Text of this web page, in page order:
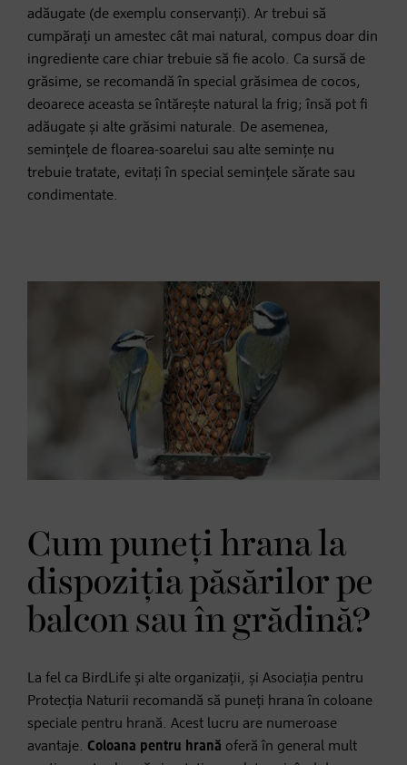
adăugate (de exemplu conservanți). Ar trebui să
cumpărați un amestec cât mai natural, compus doar din
ingrediente care chiar trebuie să fie acolo. Ca sursă de
grăsime, se recomandă în special grăsimea de cocos,
deoarece aceasta se întărește natural la frig; însă pot fi
adăugate și alte grăsimi naturale. De asemenea,
semințele de floarea-soarelui sau alte semințe nu
trebuie tratate, evitați în special semințele sărate sau
condimentate.
Cum puneți hrana la
dispoziția păsărilor pe
balcon sau în grădină?
La fel ca BirdLife și alte organizații, și Asociația pentru
Protecția Naturii recomandă să puneți hrana în coloane
speciale pentru hrană. Acest lucru are numeroase
avantaje. Coloana pentru hrană oferă în general mult